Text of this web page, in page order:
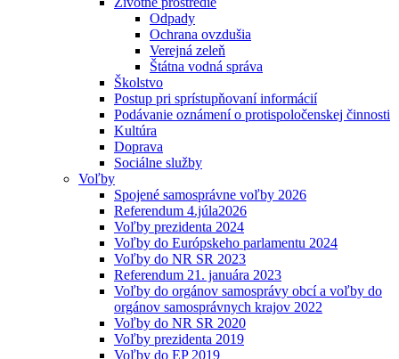
Odpady
Ochrana ovzdušia
Verejná zeleň
Štátna vodná správa
Školstvo
Postup pri sprístupňovaní informácií
Podávanie oznámení o protispoločenskej činnosti
Kultúra
Doprava
Sociálne služby
Voľby
Spojené samosprávne voľby 2026
Referendum 4.júla2026
Voľby prezidenta 2024
Voľby do Európskeho parlamentu 2024
Voľby do NR SR 2023
Referendum 21. januára 2023
Voľby do orgánov samosprávy obcí a voľby do
orgánov samosprávnych krajov 2022
Voľby do NR SR 2020
Voľby prezidenta 2019
Voľby do EP 2019